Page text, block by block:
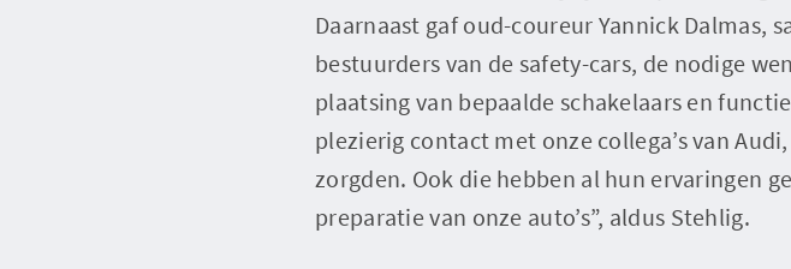
Daarnaast gaf oud-coureur Yannick Dalmas,
bestuurders van de safety-cars, de nodige
plaatsing van bepaalde schakelaars en
plezierig contact met onze collega’s van
zorgden. Ook die hebben al hun ervaringen
preparatie van onze auto’s”, aldus Stehlig.